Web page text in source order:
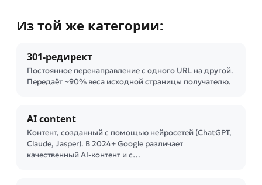
Из той же категории:
301-редирект
Постоянное перенаправление с одного URL на другой.
Передаёт ~90% веса исходной страницы получателю.
AI content
Контент, созданный с помощью нейросетей (ChatGPT,
Claude, Jasper). В 2024+ Google различает
качественный AI-контент и с…